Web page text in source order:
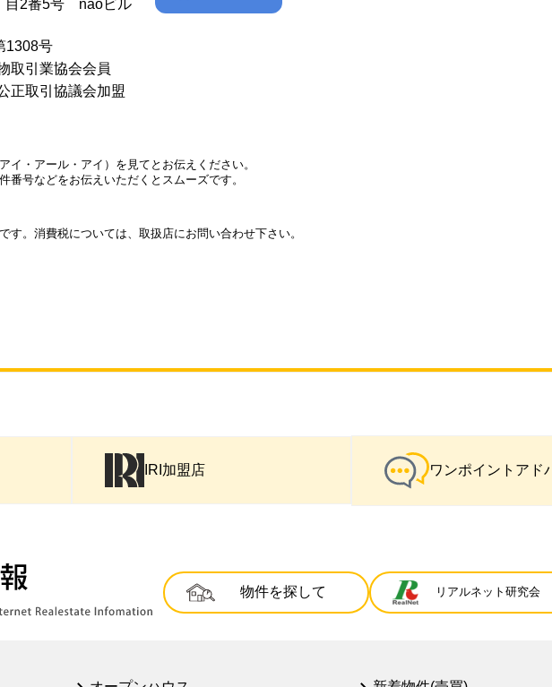
目2番5号 naoビル
1308号
取引業協会会員
正取引協議会加盟
イ・アール・アイ）を見てとお伝えください。
番号などをお伝えいただくとスムーズです。
す。消費税については、取扱店にお問い合わせ下さい。
IRI加盟店 ワンポイントアド
物件を探して リアルネット研究会